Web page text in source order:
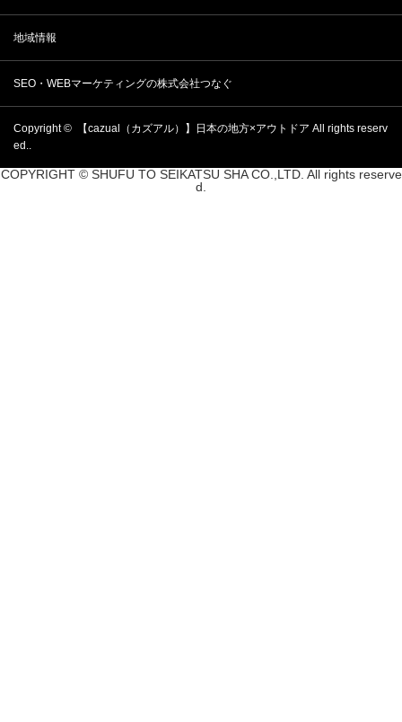
地域情報
SEO・WEBマーケティングの株式会社つなぐ
Copyright © 【cazual（カズアル）】日本の地方×アウトドア All rights reserv
ed..
COPYRIGHT © SHUFU TO SEIKATSU SHA CO.,LTD. All rights reserve
d.